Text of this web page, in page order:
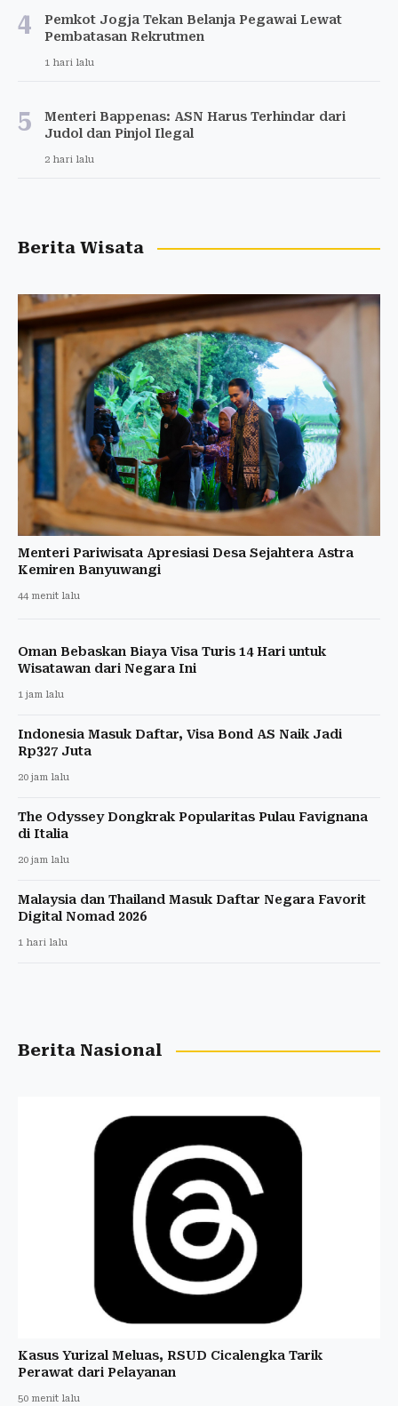
4
Pemkot Jogja Tekan Belanja Pegawai Lewat
Pembatasan Rekrutmen
1 hari lalu
5
Menteri Bappenas: ASN Harus Terhindar dari
Judol dan Pinjol Ilegal
2 hari lalu
Berita Wisata
Menteri Pariwisata Apresiasi Desa Sejahtera Astra
Kemiren Banyuwangi
44 menit lalu
Oman Bebaskan Biaya Visa Turis 14 Hari untuk
Wisatawan dari Negara Ini
1 jam lalu
Indonesia Masuk Daftar, Visa Bond AS Naik Jadi
Rp327 Juta
20 jam lalu
The Odyssey Dongkrak Popularitas Pulau Favignana
di Italia
20 jam lalu
Malaysia dan Thailand Masuk Daftar Negara Favorit
Digital Nomad 2026
1 hari lalu
Berita Nasional
Kasus Yurizal Meluas, RSUD Cicalengka Tarik
Perawat dari Pelayanan
50 menit lalu